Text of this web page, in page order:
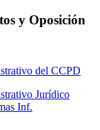
y Oposición
del CCPD
Jurídico
Inf.